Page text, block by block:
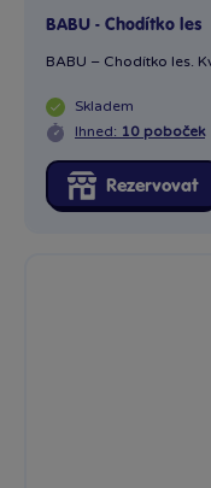
BABU - Chodítko les
BABU – Chodítko les.
Skladem
Ihned: 10 poboček
Rezervovat